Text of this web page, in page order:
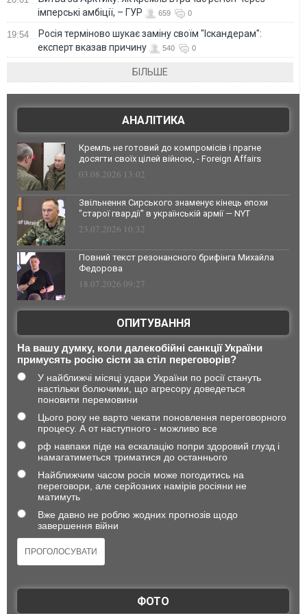
імперські амбіції, – ГУР
659 0
19:54
Росія терміново шукає заміну своїм "Іскандерам":
експерт вказав причину
540 0
БІЛЬШЕ
АНАЛІТИКА
Кремль не готовий до компромісів і прагне
досягти своїх цілей війною, - Foreign Affairs
03.08.2026 13:02
Звільнення Сирського знаменує кінець епохи
"старої гвардії" в українській армії — NYT
23.07.2026 10:32
Повний текст резонансного брифінга Михайла
Федорова
18.07.2026 09:27
ОПИТУВАННЯ
На вашу думку, коли далекобійні санкції України
примусять росію сісти за стіл переговорів?
У найближчі місяці удари України по росії стануть
настільки болючими, що агресору доведеться
поновити перемовини
Цього року не варто чекати поновлення переговорного
процесу. А от наступного - можливо все
рф навпаки піде на ескалацію попри здоровий глузд і
намагатиметься триматися до останнього
Найближчим часом росія може погодитись на
переговори, але серйозних намірів росіяни не
матимуть
Вже давно не роблю жодних прогнозів щодо
завершення війни
ФОТО